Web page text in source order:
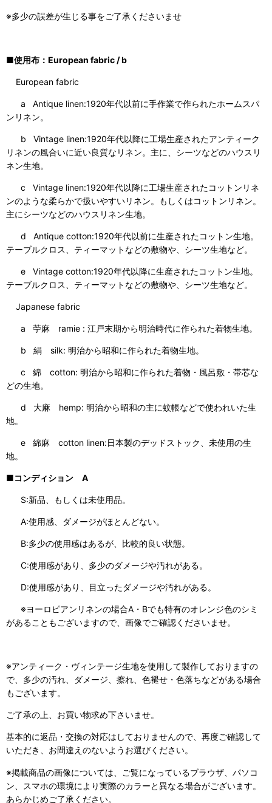
※多少の誤差が生じる事をご了承くださいませ
■使用布：European fabric / b
European fabric
a Antique linen:1920年代以前に手作業で作られたホームスパ
ンリネン。
b Vintage linen:1920年代以降に工場生産されたアンティーク
リネンの風合いに近い良質なリネン。主に、シーツなどのハウスリ
ネン生地。
c Vintage linen:1920年代以降に工場生産されたコットンリネ
ンのような柔らかで扱いやすいリネン。もしくはコットンリネン。
主にシーツなどのハウスリネン生地。
d Antique cotton:1920年代以前に生産されたコットン生地。
テーブルクロス、ティーマットなどの敷物や、シーツ生地など。
e Vintage cotton:1920年代以降に生産されたコットン生地。
テーブルクロス、ティーマットなどの敷物や、シーツ生地など。
Japanese fabric
a 苧麻 ramie : 江戸末期から明治時代に作られた着物生地。
b 絹 silk: 明治から昭和に作られた着物生地。
c 綿 cotton: 明治から昭和に作られた着物・風呂敷・帯芯な
どの生地。
d 大麻 hemp: 明治から昭和の主に蚊帳などで使われいた生
地。
e 綿麻 cotton linen:日本製のデッドストック、未使用の生
地。
■コンディション A
S:新品、もしくは未使用品。
A:使用感、ダメージがほとんどない。
B:多少の使用感はあるが、比較的良い状態。
C:使用感があり、多少のダメージや汚れがある。
D:使用感があり、目立ったダメージや汚れがある。
※ヨーロピアンリネンの場合A・Bでも特有のオレンジ色のシミ
があることもございますので、画像でご確認くださいませ。
※アンティーク・ヴィンテージ生地を使用して製作しておりますの
で、多少の汚れ、ダメージ、擦れ、色褪せ・色落ちなどがある場合
もございます。
ご了承の上、お買い物求め下さいませ。
基本的に返品・交換の対応はしておりませんので、再度ご確認して
いただき、お間違えのないようお選びください。
※掲載商品の画像については、ご覧になっているブラウザ、パソコ
ン、スマホの環境により実際のカラーと異なる場合がございます。
あらかじめご了承ください。